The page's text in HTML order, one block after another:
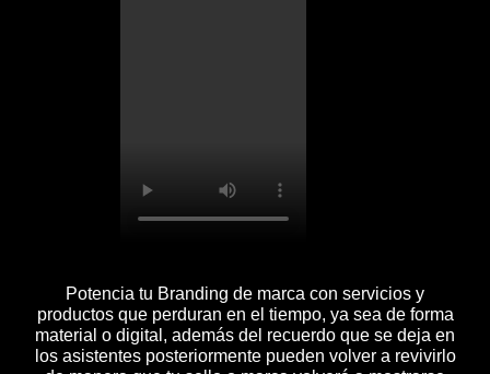
Potencia tu Branding de marca con servicios y
productos que perduran en el tiempo, ya sea de forma
material o digital, además del recuerdo que se deja en
los asistentes posteriormente pueden volver a revivirlo